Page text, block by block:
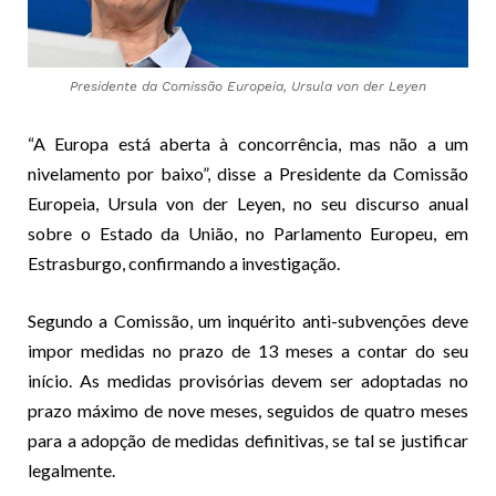
Presidente da Comissão Europeia, Ursula von der Leyen
“A Europa está aberta à concorrência, mas não a um
nivelamento por baixo”, disse a Presidente da Comissão
Europeia, Ursula von der Leyen, no seu discurso anual
sobre o Estado da União, no Parlamento Europeu, em
Estrasburgo, confirmando a investigação.
Segundo a Comissão, um inquérito anti-subvenções deve
impor medidas no prazo de 13 meses a contar do seu
início. As medidas provisórias devem ser adoptadas no
prazo máximo de nove meses, seguidos de quatro meses
para a adopção de medidas definitivas, se tal se justificar
legalmente.